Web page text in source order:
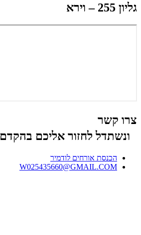
גליון 255 – וירא
צרו קשר
ונשתדל לחזור אליכם בהקדם
הכנסת אורחים לודמיר
W025435660@GMAIL.COM